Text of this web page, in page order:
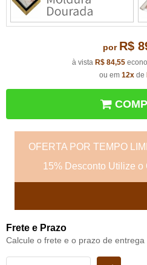
por R$
à vista R$ 84,55
ou em 12xde
OFERTA POR TEMPO
15% Desconto Utilize o
Frete e Prazo
Calcule o frete e o prazo de